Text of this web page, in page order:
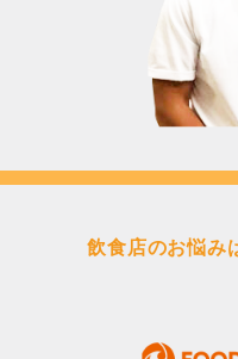
飲食店のお悩み